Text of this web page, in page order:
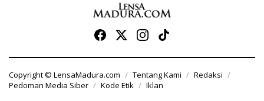
Copyright © LensaMadura.com Tentang Kami
Redaksi
Pedoman Media Siber
Kode Etik Iklan